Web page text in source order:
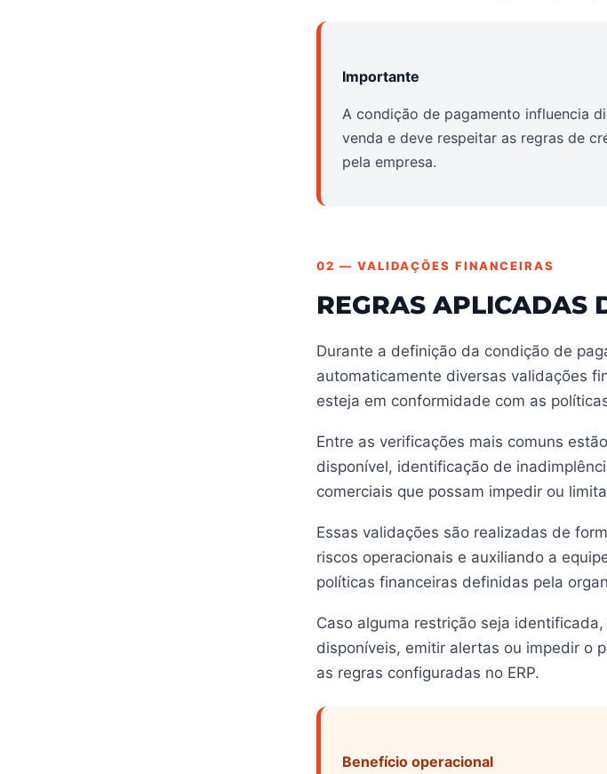
Importante
A condição de pagamento influencia
venda e deve respeitar as regras de
pela empresa.
02 — VALIDAÇÕES FINANCEIRAS
REGRAS APLICADAS
Durante a definição da condição de
automaticamente diversas validações
esteja em conformidade com as
Entre as verificações mais comuns
disponível, identificação de
comerciais que possam impedir ou
Essas validações são realizadas de
riscos operacionais e auxiliando a
políticas financeiras definidas pela
Caso alguma restrição seja
disponíveis, emitir alertas ou impedir o
as regras configuradas no ERP.
Benefício operacional